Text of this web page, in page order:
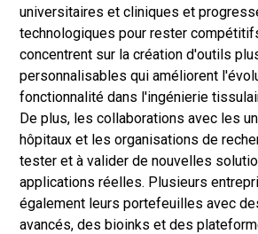
universitaires et cliniques et
technologiques pour rester
concentrent sur la création d'outils
personnalisables qui améliorent
fonctionnalité dans l'ingénierie
De plus, les collaborations avec les
hôpitaux et les organisations de
tester et à valider de nouvelles
applications réelles. Plusieurs
également leurs portefeuilles avec
avancés, des bioinks et des